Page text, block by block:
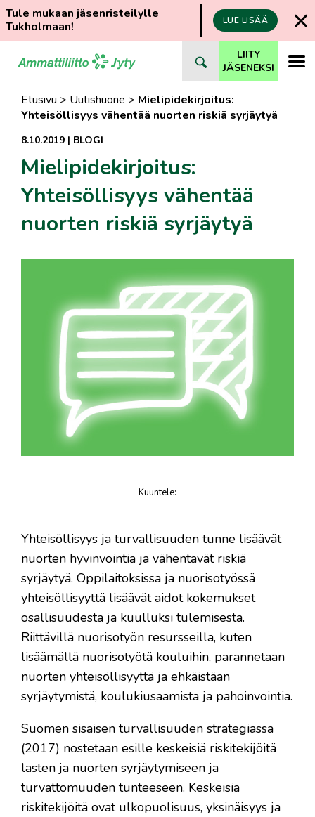
Tule mukaan jäsenristeilylle
Tukholmaan!
LUE LISÄÄ
suoraan
LIITY
JÄSENEKSI
Etusivu > Uutishuone > Mielipidekirjoitus:
Yhteisöllisyys vähentää nuorten riskiä syrjäytyä
8.10.2019 | BLOGI
Mielipidekirjoitus:
Yhteisöllisyys vähentää
nuorten riskiä syrjäytyä
Kuuntele:
Yhteisöllisyys ja turvallisuuden tunne lisäävät
nuorten hyvinvointia ja vähentävät riskiä
syrjäytyä. Oppilaitoksissa ja nuorisotyössä
yhteisöllisyyttä lisäävät aidot kokemukset
osallisuudesta ja kuulluksi tulemisesta.
Riittävillä nuorisotyön resursseilla, kuten
lisäämällä nuorisotyötä kouluihin, parannetaan
nuorten yhteisöllisyyttä ja ehkäistään
syrjäytymistä, koulukiusaamista ja pahoinvointia.
Suomen sisäisen turvallisuuden strategiassa
(2017) nostetaan esille keskeisiä riskitekijöitä
lasten ja nuorten syrjäytymiseen ja
turvattomuuden tunteeseen. Keskeisiä
riskitekijöitä ovat ulkopuolisuus, yksinäisyys ja